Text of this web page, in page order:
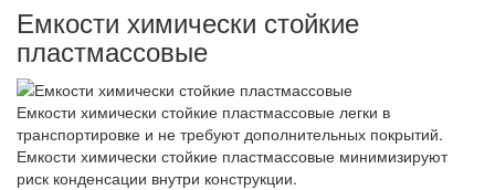
Емкости химически стойкие
пластмассовые
Емкости химически стойкие пластмассовые легки в
транспортировке и не требуют дополнительных покрытий.
Емкости химически стойкие пластмассовые минимизируют
риск конденсации внутри конструкции.